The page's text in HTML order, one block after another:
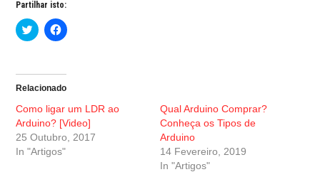
Partilhar isto:
C
l
t
o
s
a
r
e
o
n
T
C
l
t
s
a
r
e
o
n
Relacionado
Como ligar um LDR ao
Arduino? [Video]
25 Outubro, 2017
In "Artigos"
Qual Arduino Comprar?
Conheça os Tipos de
Arduino
14 Fevereiro, 2019
In "Artigos"